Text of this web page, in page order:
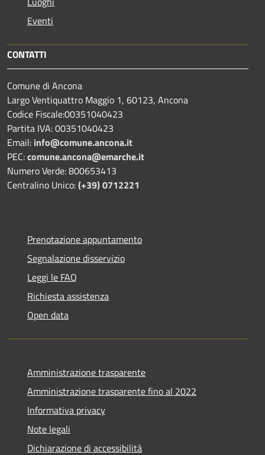
Eventi
CONTATTI
Comune di Ancona
Largo Ventiquattro Maggio 1, 60123, Ancona
Codice Fiscale:00351040423
Partita IVA: 00351040423
Email: info@comune.ancona.it
PEC:comune.ancona@emarche.it
Numero Verde: 800653413
Centralino Unico:(+39) 0712221
Prenotazione appuntamento
Segnalazione disservizio
Leggi le FAQ
Richiesta assistenza
Open data
Amministrazione trasparente
Amministrazione trasparente fino al 2022
Informativa privacy
Note legali
Dichiarazione di accessibilità